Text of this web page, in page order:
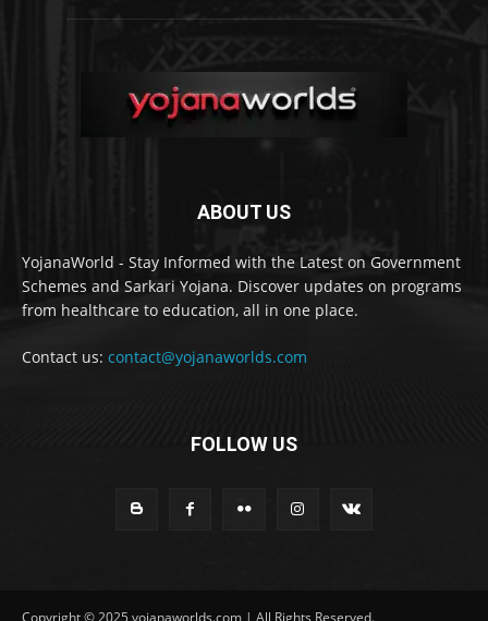
ABOUT US
YojanaWorld - Stay Informed with the Latest on Government
Schemes and Sarkari Yojana. Discover updates on programs
from healthcare to education, all in one place.
Contact us: contact@yojanaworlds.com
FOLLOW US
Copyright © 2025 yojanaworlds.com | All Rights Reserved.